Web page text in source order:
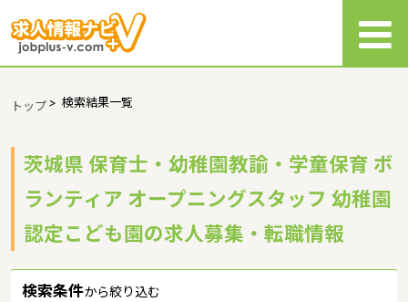
トップ> 検索結果一覧
茨城県 保育士・幼稚園教諭・学童保育 ボ
ランティア オープニングスタッフ 幼稚園
認定こども園の求人募集・転職情報
検索条件から絞り込む